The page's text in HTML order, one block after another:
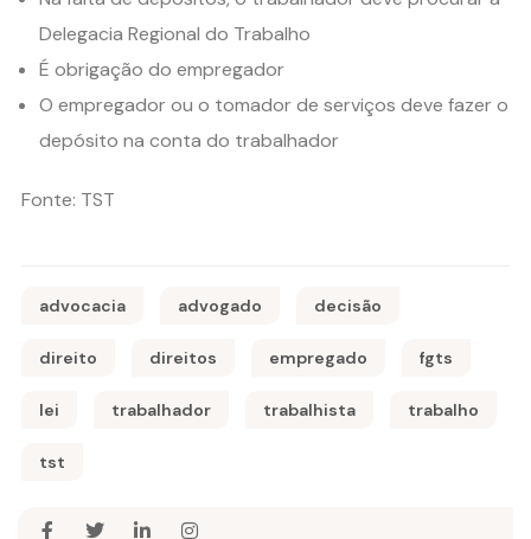
Delegacia Regional do Trabalho
É obrigação do empregador
O empregador ou o tomador de serviços deve fazer o
depósito na conta do trabalhador
Fonte: TST
advocacia advogado decisão
direito direitos empregado fgts
lei trabalhador trabalhista trabalho
tst